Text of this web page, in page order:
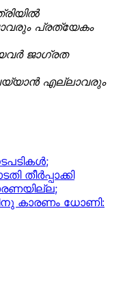
പ്രത്യേകം
ജാഗ്രത
എല്ലാവരും
തീർപ്പാക്കി
കാരണം ധോണി: